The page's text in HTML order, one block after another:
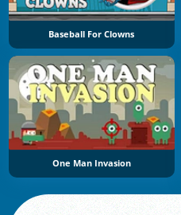
Baseball For Clowns
One Man Invasion